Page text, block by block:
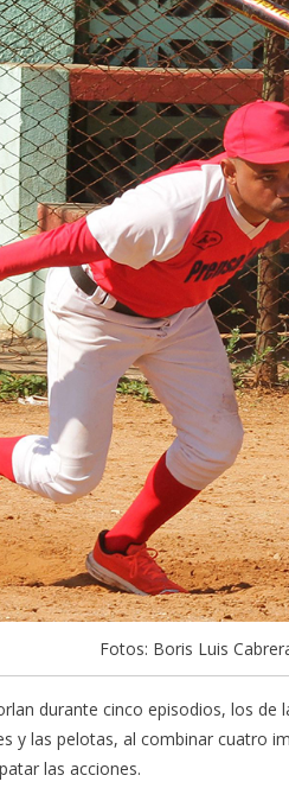
Fotos: Boris Luis
durante cinco episodios, los
y las pelotas, al combinar cuatro
las acciones.